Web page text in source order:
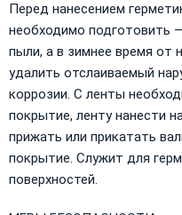
Перед нанесением
необходимо подготовить
пыли, а в зимнее время от
удалить отслаиваемый
коррозии. С ленты
покрытие, ленту нанести
прижать или прикатать
покрытие. Служит для
поверхностей.